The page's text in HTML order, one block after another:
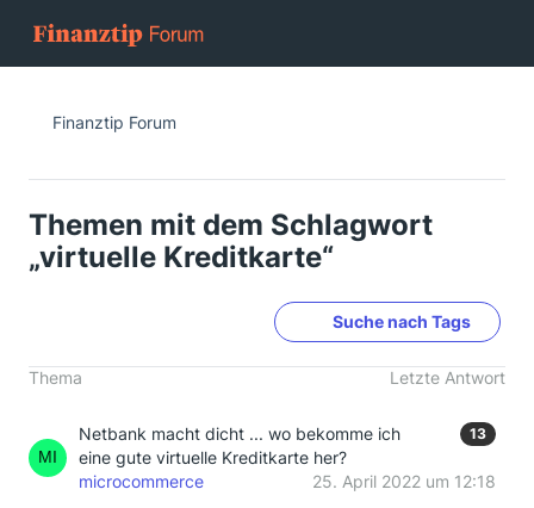
Finanztip Forum
Themen mit dem Schlagwort
„virtuelle Kreditkarte“
Suche nach Tags
Thema Letzte Antwort
Netbank macht dicht ... wo bekomme ich
eine gute virtuelle Kreditkarte her?
13
microcommerce 25. April 2022 um 12:18